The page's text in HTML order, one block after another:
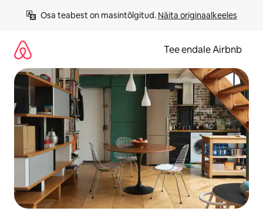
Osa teabest on masintõlgitud. Näita originaalkeeles
Tee endale Airbnb